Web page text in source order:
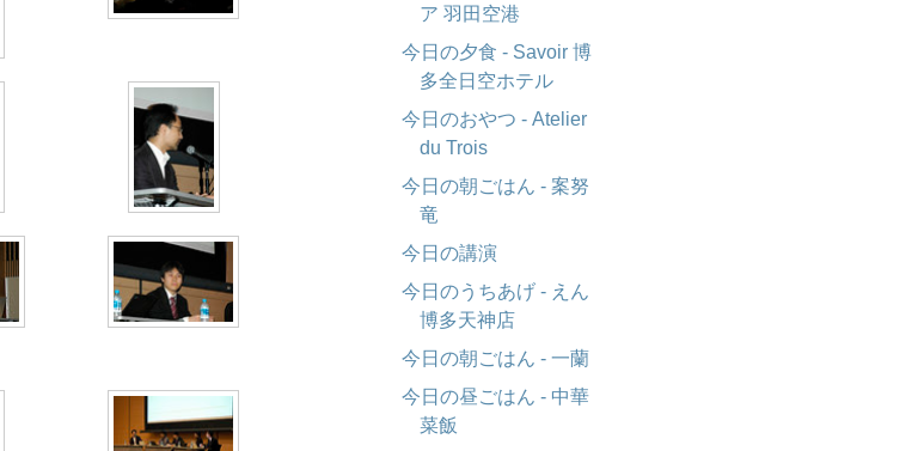
ア 羽田空港
今日の夕食 - Savoir 博
多全日空ホテル
今日のおやつ - Atelier
du Trois
今日の朝ごはん - 案努
竜
今日の講演
今日のうちあげ - えん
博多天神店
今日の朝ごはん - 一蘭
今日の昼ごはん - 中華
菜飯